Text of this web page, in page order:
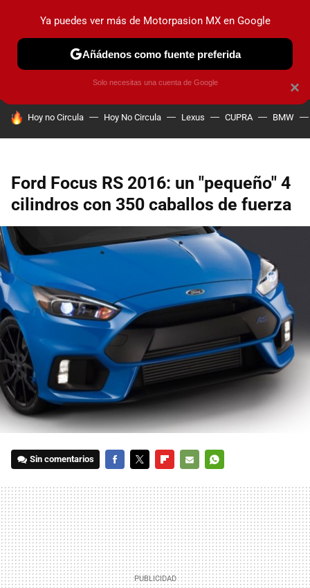
PRUEBAS INDUSTRIA HOY NO CIRCULA
HOY SE HABLA DE
Hoy no Circula Hoy No Circula Lexus CUPRA BMW
Ford Focus RS 2016: un "pequeño" 4
cilindros con 350 caballos de fuerza
Sin comentarios
MAIL
×
Ya puedes ver más de Motorpasion MX en Google
Añádenos como fuente preferida
Solo necesitas una cuenta de Google